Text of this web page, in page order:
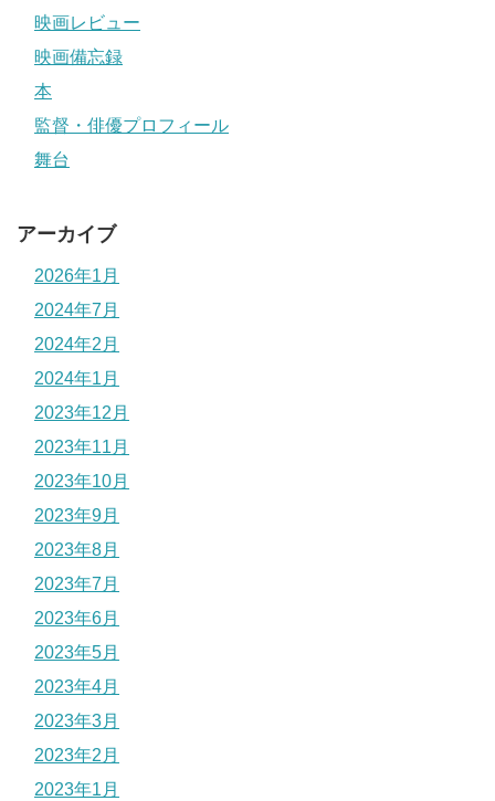
映画レビュー
映画備忘録
本
監督・俳優プロフィール
舞台
アーカイブ
2026年1月
2024年7月
2024年2月
2024年1月
2023年12月
2023年11月
2023年10月
2023年9月
2023年8月
2023年7月
2023年6月
2023年5月
2023年4月
2023年3月
2023年2月
2023年1月